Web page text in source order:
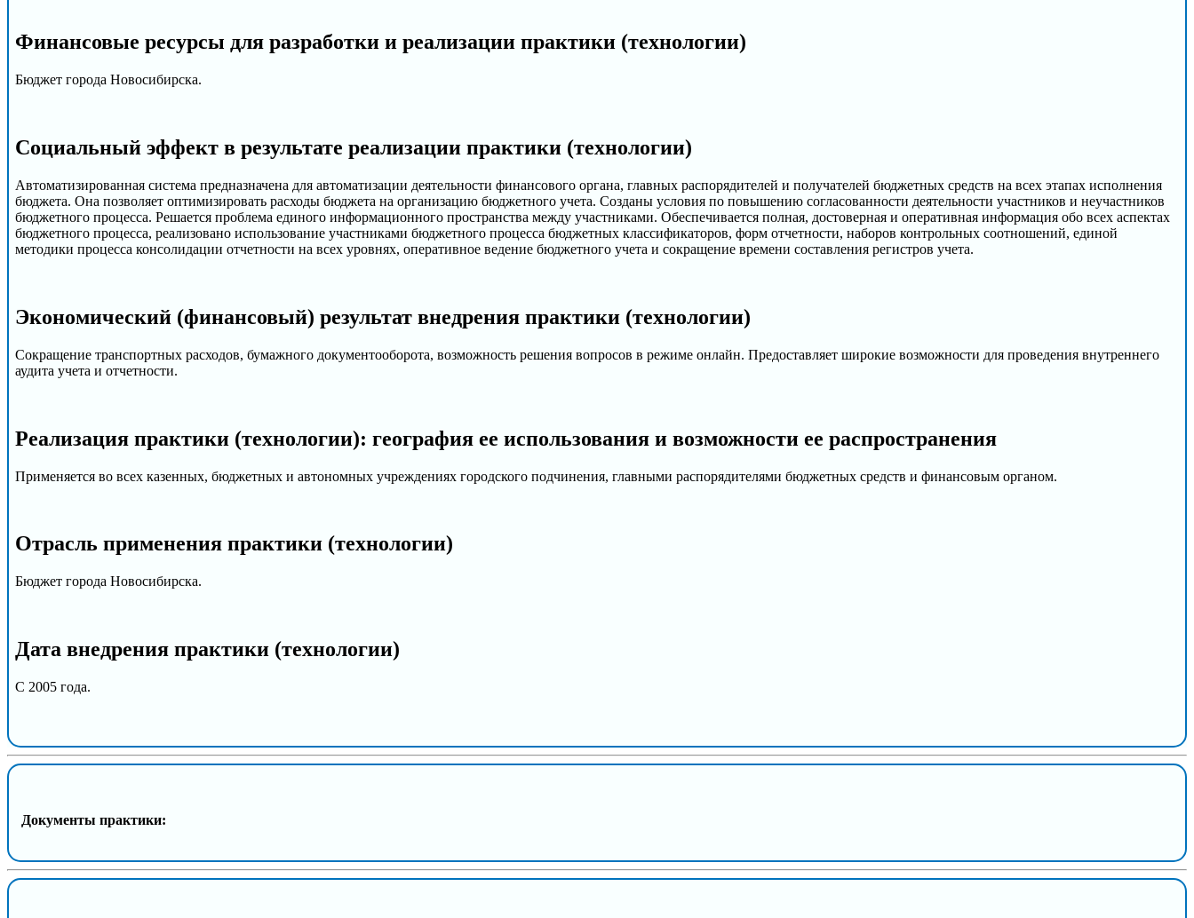
Финансовые ресурсы для разработки и реализации практики (технологии)
Бюджет города Новосибирска.
Социальный эффект в результате реализации практики (технологии)
Автоматизированная система предназначена для автоматизации деятельности финансового органа, главных распорядителей и получателей бюджетных средств на всех этапах исполнения
бюджета. Она позволяет оптимизировать расходы бюджета на организацию бюджетного учета. Созданы условия по повышению согласованности деятельности участников и неучастников
бюджетного процесса. Решается проблема единого информационного пространства между участниками. Обеспечивается полная, достоверная и оперативная информация обо всех аспектах
бюджетного процесса, реализовано использование участниками бюджетного процесса бюджетных классификаторов, форм отчетности, наборов контрольных соотношений, единой
методики процесса консолидации отчетности на всех уровнях, оперативное ведение бюджетного учета и сокращение времени составления регистров учета.
Экономический (финансовый) результат внедрения практики (технологии)
Сокращение транспортных расходов, бумажного документооборота, возможность решения вопросов в режиме онлайн. Предоставляет широкие возможности для проведения внутреннего
аудита учета и отчетности.
Реализация практики (технологии): география ее использования и возможности ее распространения
Применяется во всех казенных, бюджетных и автономных учреждениях городского подчинения, главными распорядителями бюджетных средств и финансовым органом.
Отрасль применения практики (технологии)
Бюджет города Новосибирска.
Дата внедрения практики (технологии)
С 2005 года.
Документы практики: